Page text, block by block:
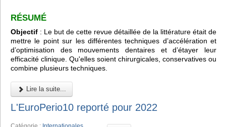
RÉSUMÉ
Objectif : Le but de cette revue détaillée de la littérature était de
mettre le point sur les différentes techniques d’accélération et
d’optimisation des mouvements dentaires et d’étayer leur
efficacité clinique. Qu'elles soient chirurgicales, conservatives ou
combine plusieurs techniques.
Lire la suite...
L'EuroPerio10 reporté pour 2022